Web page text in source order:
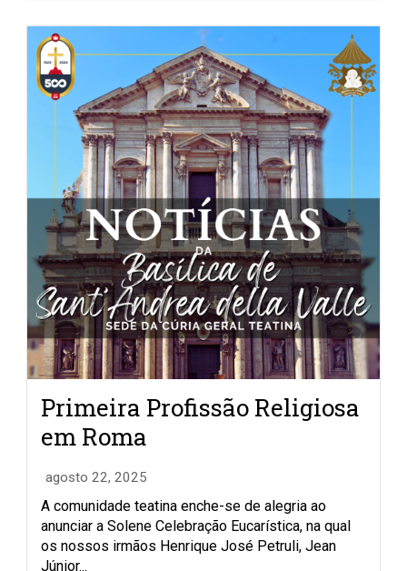
Primeira Profissão Religiosa
em Roma
agosto 22, 2025
A comunidade teatina enche-se de alegria ao
anunciar a Solene Celebração Eucarística, na qual
os nossos irmãos Henrique José Petruli, Jean
Júnior...